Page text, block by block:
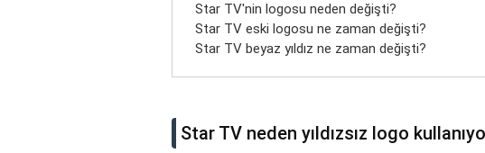
Star TV'nin logosu neden değişti?
Star TV eski logosu ne zaman değişti?
Star TV beyaz yıldız ne zaman değişti?
Star TV neden yıldızsız logo